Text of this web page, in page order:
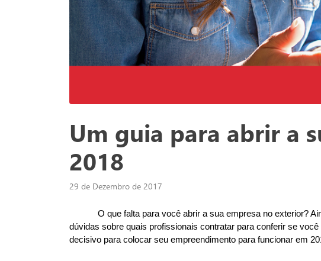
Um guia para abrir a
2018
29 de Dezembro de 2017
O que falta para você abrir a sua empresa no exterior?
dúvidas sobre quais profissionais contratar para conferir se
decisivo para colocar seu empreendimento para funcionar em